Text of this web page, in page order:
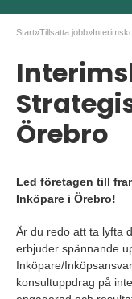
Start»Tillsatta jobb»
Örebro
Led företagen till
Inköpare i Örebro!
Är du redo att ta lyfta
erbjuder spännande
Inköpare/
konsultuppdrag på